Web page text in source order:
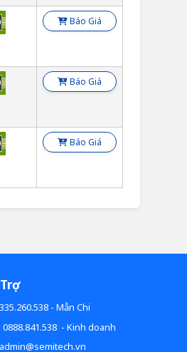
Báo Giá
Báo Giá
Báo Giá
- Mẫn Chi
- Kinh doanh